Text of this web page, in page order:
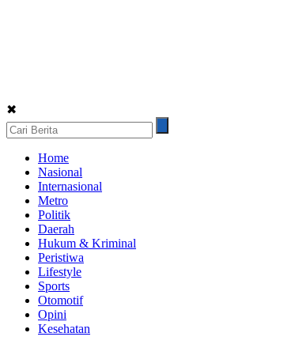
✖
Home
Nasional
Internasional
Metro
Politik
Daerah
Hukum & Kriminal
Peristiwa
Lifestyle
Sports
Otomotif
Opini
Kesehatan